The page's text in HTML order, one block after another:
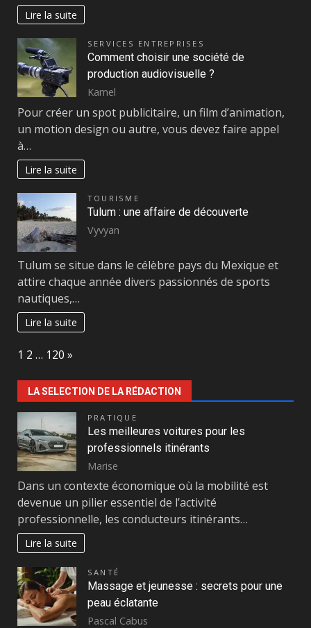
Lire la suite
SERVICES ENTREPRISES
Comment choisir une société de
production audiovisuelle ?
Kamel
Pour créer un spot publicitaire, un film d’animation,
un motion design ou autre, vous devez faire appel
à…
Lire la suite
TOURISME
Tulum : une affaire de découverte
Vyvyan
Tulum se situe dans le célèbre pays du Mexique et
attire chaque année divers passionnés de sports
nautiques,…
Lire la suite
Page:
1 2 … 120 Next
»
LA SELECTION DE LA RÉDACTION
PRATIQUE
Les meilleures voitures pour les
professionnels itinérants
Marise
Dans un contexte économique où la mobilité est
devenue un pilier essentiel de l’activité
professionnelle, les conducteurs itinérants…
Lire la suite
SANTÉ
Massage et jeunesse : secrets pour une
peau éclatante
Pascal Cabus